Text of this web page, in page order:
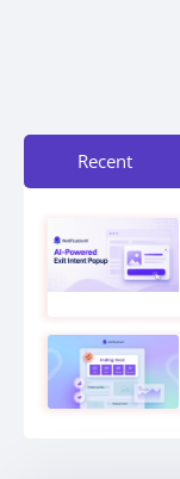
Recent